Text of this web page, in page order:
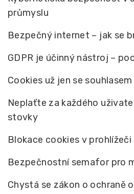
průmyslu
Bezpečný internet – jak se
GDPR je účinný nástroj –
Cookies už jen se
Neplaťte za každého
stovky
Blokace cookies v prohlížeči
Bezpečnostní semafor pro
Chystá se zákon o ochraně